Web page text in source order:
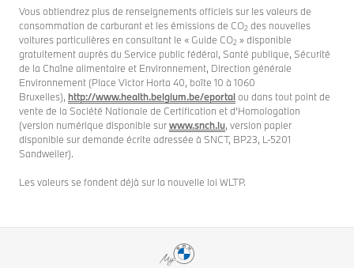
Vous obtiendrez plus de renseignements officiels sur les valeurs de
consommation de carburant et les émissions de CO2 des nouvelles
voitures particulières en consultant le « Guide CO2 » disponible
gratuitement auprès du Service public fédéral, Santé publique, Sécurité
de la Chaîne alimentaire et Environnement, Direction générale
Environnement (Place Victor Horta 40, boîte 10 à 1060
Bruxelles), http://www.health.belgium.be/eportalou dans tout point de
vente de la Société Nationale de Certification et d’Homologation
(version numérique disponible surwww.snch.lu, version papier
disponible sur demande écrite adressée à SNCT, BP23, L-5201
Sandweiler).
Les valeurs se fondent déjà sur la nouvelle loi WLTP.